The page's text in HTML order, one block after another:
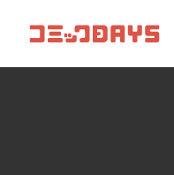
コミックDAYS